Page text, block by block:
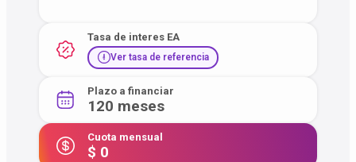
Tasa de interes EA
Ver tasa de referencia
Plazo a financiar
120 meses
Cuota mensual
$ 0